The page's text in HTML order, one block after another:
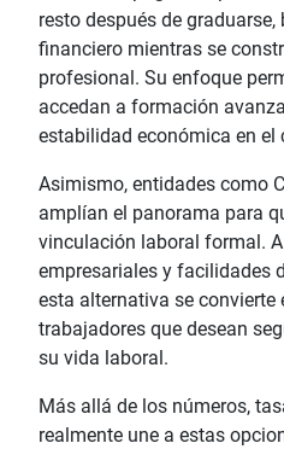
resto después de
financiero mientras se
profesional. Su enfoque
accedan a formación
estabilidad económica en el
Asimismo, entidades como
amplían el panorama para
vinculación laboral formal.
empresariales y facilidades
esta alternativa se
trabajadores que desean
su vida laboral.
Más allá de los números,
realmente une a estas